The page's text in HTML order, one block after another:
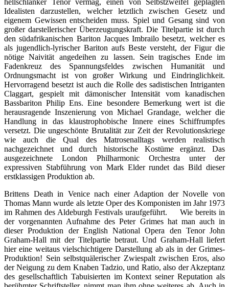
Idealisten darzustellen, welcher letztlich zwischen Gesetz und
eigenem Gewissen entscheiden muss. Spiel und Gesang sind von
großer darstellerischer Überzeugungskraft. Die Titelpartie ist durch
den südafrikanischen Bariton Jacques Imbrailo besetzt, welcher es
als jugendlich-lyrischer Bariton aufs Beste versteht, der Figur die
nötige Naivität angedeihen zu lassen. Sein tragisches Ende im
Fadenkreuz des Spannungsfeldes zwischen Humanität und
Ordnungsmacht ist von großer Wirkung und Eindringlichkeit.
Hervorragend besetzt ist auch die Rolle des sadistischen Intriganten
Claggart, gespielt mit dämonischer Intensität vom kanadischen
Bassbariton Philip Ens. Eine besondere Bemerkung wert ist die
herausragende Inszenierung von Michael Grandage, welcher die
Handlung in das klaustrophobische Innere eines Schiffrumpfes
versetzt. Die ungeschönte Brutalität zur Zeit der Revolutionskriege
wie auch die Qual des Matrosenalltags werden realistisch
nachgezeichnet und durch historische Kostüme ergänzt. Das
ausgezeichnete London Philharmonic Orchestra unter der
expressiven Stabführung von Mark Elder rundet das Bild dieser
erstklassigen Produktion ab.
Brittens Death in Venice nach einer Adaption der Novelle von
Thomas Mann wurde als letzte Oper des Komponisten im Jahr 1973
im Rahmen des Aldeburgh Festivals uraufgeführt. Wie bereits in
der vorgenannten Aufnahme des Peter Grimes hat man auch in
dieser Produktion der English National Opera den Tenor John
Graham-Hall mit der Titelpartie betraut. Und Graham-Hall liefert
hier eine weitaus vielschichtigere Darstellung ab als in der Grimes-
Produktion! Sein selbstquälerischer Zwiespalt zwischen Eros, also
der Neigung zu dem Knaben Tadzio, und Ratio, also der Akzeptanz
des gesellschaftlich Tabuisierten im Kontext seiner Reputation als